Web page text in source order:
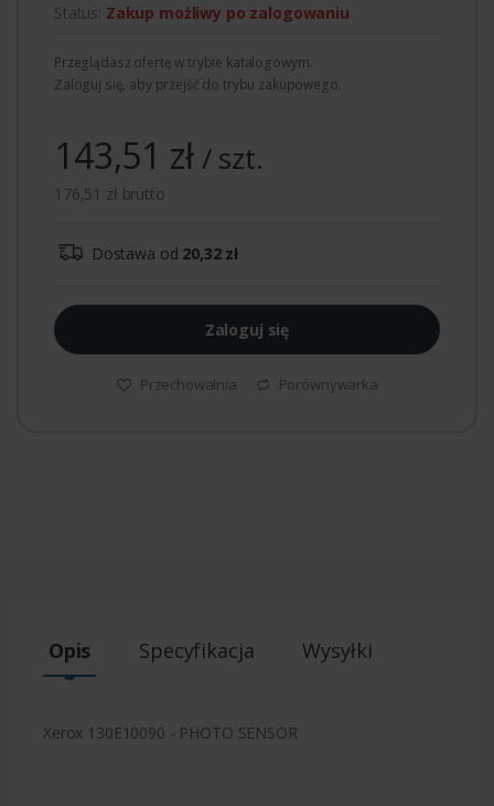
Status: Zakup możliwy po zalogowaniu
Przeglądasz ofertę w trybie katalogowym.
Zaloguj się, aby przejść do trybu zakupowego.
143,51 zł/ szt.
176,51 zł brutto
Dostawa od 20,32 zł
Zaloguj się
Przechowalnia Porównywarka
Opis Specyfikacja Wysyłki
Xerox 130E10090 - PHOTO SENSOR